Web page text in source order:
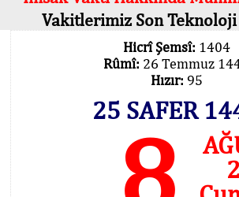
Vakitlerimiz Son Teknoloji
Hicrî Şemsî: 1404
Rûmî: 26 Temmuz
Hızır: 95
25 SAFER